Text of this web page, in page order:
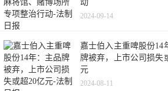
动
2024-09-14
嘉士伯入主重啤股份14
牌被弃，上市公司损失
元
2024-08-11